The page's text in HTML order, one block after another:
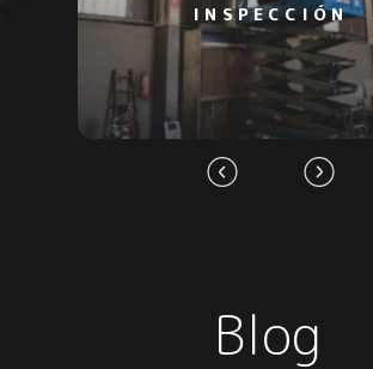
INSPECCIÓN
Blog